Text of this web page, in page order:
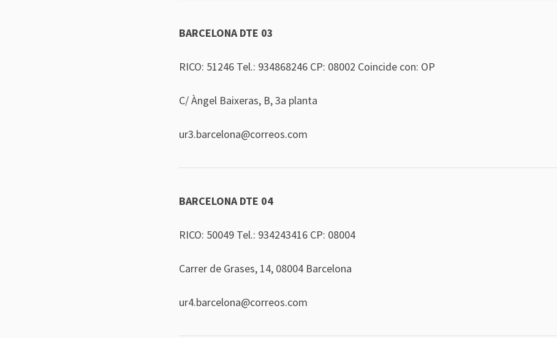
BARCELONA DTE 03
RICO: 51246 Tel.: 934868246 CP: 08002 Coincide con: OP
C/ Àngel Baixeras, B, 3a planta
ur3.barcelona@correos.com
BARCELONA DTE 04
RICO: 50049 Tel.: 934243416 CP: 08004
Carrer de Grases, 14, 08004 Barcelona
ur4.barcelona@correos.com